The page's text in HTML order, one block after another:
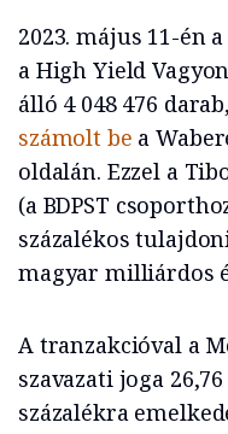
2023. május 11-én
a High Yield
álló 4 048 476
számolt be a
oldalán. Ezzel a
(a BDPST
százalékos
magyar milliárdos
A tranzakcióval a
szavazati joga
százalékra